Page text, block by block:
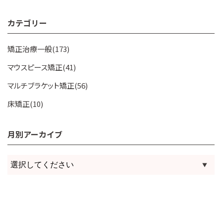
カテゴリー
矯正治療一般(173)
マウスピース矯正(41)
マルチブラケット矯正(56)
床矯正(10)
月別アーカイブ